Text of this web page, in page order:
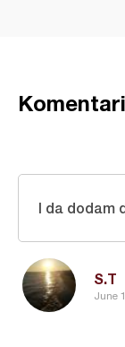
Komentari
S.T
June
I da dodam